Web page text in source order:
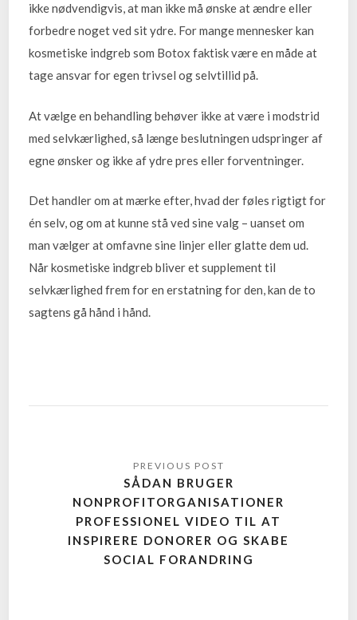
ikke nødvendigvis, at man ikke må ønske at ændre eller
forbedre noget ved sit ydre. For mange mennesker kan
kosmetiske indgreb som Botox faktisk være en måde at
tage ansvar for egen trivsel og selvtillid på.
At vælge en behandling behøver ikke at være i modstrid
med selvkærlighed, så længe beslutningen udspringer af
egne ønsker og ikke af ydre pres eller forventninger.
Det handler om at mærke efter, hvad der føles rigtigt for
én selv, og om at kunne stå ved sine valg – uanset om
man vælger at omfavne sine linjer eller glatte dem ud.
Når kosmetiske indgreb bliver et supplement til
selvkærlighed frem for en erstatning for den, kan de to
sagtens gå hånd i hånd.
SÅDAN BRUGER
NONPROFITORGANISATIONER
PROFESSIONEL VIDEO TIL AT
INSPIRERE DONORER OG SKABE
SOCIAL FORANDRING